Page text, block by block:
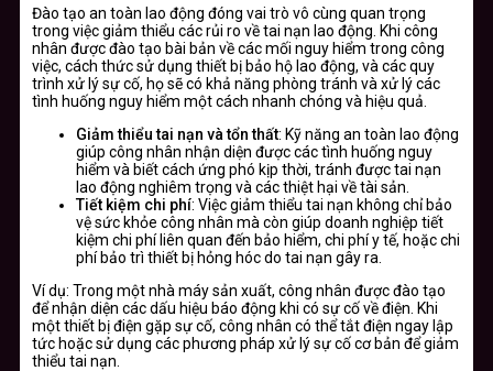
Đào tạo an toàn lao động đóng vai trò vô cùng quan trọng
trong việc giảm thiểu các rủi ro về tai nạn lao động. Khi công
nhân được đào tạo bài bản về các mối nguy hiểm trong công
việc, cách thức sử dụng thiết bị bảo hộ lao động, và các quy
trình xử lý sự cố, họ sẽ có khả năng phòng tránh và xử lý các
tình huống nguy hiểm một cách nhanh chóng và hiệu quả.
Giảm thiểu tai nạn và tổn thất: Kỹ năng an toàn lao động
giúp công nhân nhận diện được các tình huống nguy
hiểm và biết cách ứng phó kịp thời, tránh được tai nạn
lao động nghiêm trọng và các thiệt hại về tài sản.
Tiết kiệm chi phí: Việc giảm thiểu tai nạn không chỉ bảo
vệ sức khỏe công nhân mà còn giúp doanh nghiệp tiết
kiệm chi phí liên quan đến bảo hiểm, chi phí y tế, hoặc chi
phí bảo trì thiết bị hỏng hóc do tai nạn gây ra.
Ví dụ: Trong một nhà máy sản xuất, công nhân được đào tạo
để nhận diện các dấu hiệu báo động khi có sự cố về điện. Khi
một thiết bị điện gặp sự cố, công nhân có thể tắt điện ngay lập
tức hoặc sử dụng các phương pháp xử lý sự cố cơ bản để giảm
thiểu tai nạn.